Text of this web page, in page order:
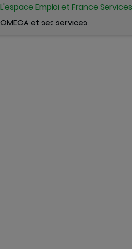
L'espace Emploi et France Services
OMEGA et ses services